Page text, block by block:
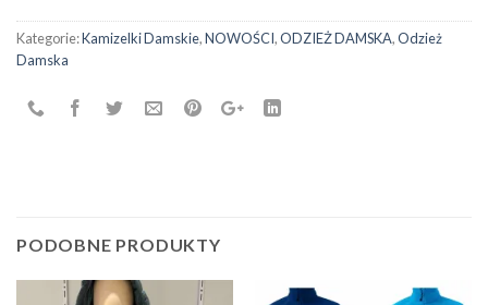
Kategorie:Kamizelki Damskie,NOWOŚCI,ODZIEŻ DAMSKA,Odzież
Damska
PODOBNE PRODUKTY